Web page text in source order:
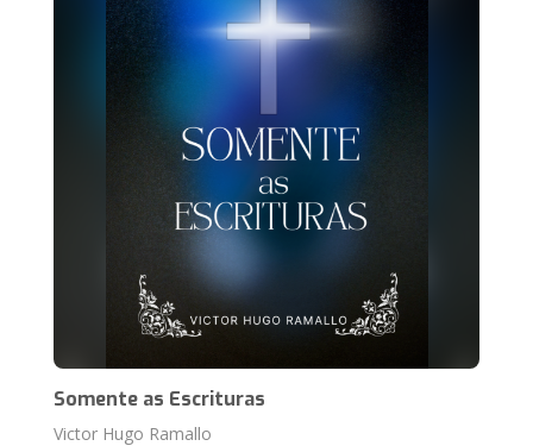
Somente as Escrituras
Victor Hugo Ramallo